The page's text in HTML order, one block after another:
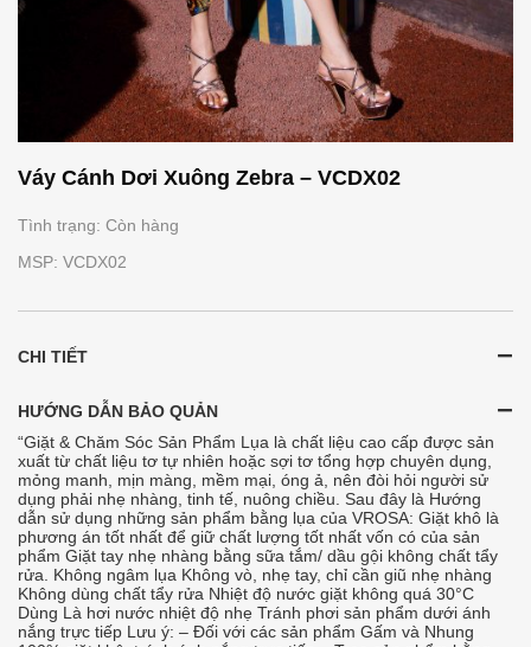
Váy Cánh Dơi Xuông Zebra – VCDX02
Tình trạng: Còn hàng
MSP: VCDX02
CHI TIẾT
HƯỚNG DẪN BẢO QUẢN
“Giặt & Chăm Sóc Sản Phẩm Lụa là chất liệu cao cấp được sản
xuất từ chất liệu tơ tự nhiên hoặc sợi tơ tổng hợp chuyên dụng,
mỏng manh, mịn màng, mềm mại, óng ả, nên đòi hỏi người sử
dụng phải nhẹ nhàng, tinh tế, nuông chiều. Sau đây là Hướng
dẫn sử dụng những sản phẩm bằng lụa của VROSA: Giặt khô là
phương án tốt nhất để giữ chất lượng tốt nhất vốn có của sản
phẩm Giặt tay nhẹ nhàng bằng sữa tắm/ dầu gội không chất tẩy
rửa. Không ngâm lụa Không vò, nhẹ tay, chỉ cần giũ nhẹ nhàng
Không dùng chất tẩy rửa Nhiệt độ nước giặt không quá 30°C
Dùng Là hơi nước nhiệt độ nhẹ Tránh phơi sản phẩm dưới ánh
nắng trực tiếp Lưu ý: – Đối với các sản phẩm Gấm và Nhung